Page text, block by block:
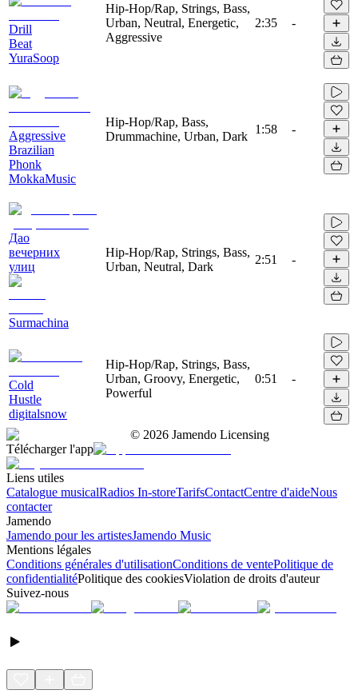
Drill
Beat
YuraSoop
Hip-Hop/Rap, Strings, Bass,
Urban, Neutral, Energetic,
Aggressive
2:35 -
Aggressive
Brazilian
Phonk
MokkaMusic
Hip-Hop/Rap, Bass,
Drummachine, Urban, Dark
1:58 -
Дао
вечерних
улиц
Surmachina
Hip-Hop/Rap, Strings, Bass,
Urban, Neutral, Dark
2:51 -
Cold
Hustle
digitalsnow
Hip-Hop/Rap, Strings, Bass,
Urban, Groovy, Energetic,
Powerful
0:51 -
© 2026 Jamendo Licensing
Télécharger l'app
Liens utiles
Catalogue musicalRadios In-storeTarifsContactCentre d'aideNous
contacter
Jamendo
Jamendo pour les artistesJamendo Music
Mentions légales
Conditions générales d'utilisationConditions de ventePolitique de
confidentialitéPolitique des cookiesViolation de droits d'auteur
Suivez-nous